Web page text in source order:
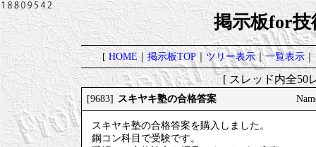
掲示板for技
[HOME｜掲示板TOP｜ツリー表示｜一覧表示｜
[ スレッド内全
[9683] スキヤキ塾の合格答案
スキヤキ塾の合格答案を購入しました。
鋼コン科目で受験です。